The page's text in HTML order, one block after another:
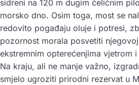
sidreni na 120 m dugim čeličnim
morsko dno. Osim toga, most se
redovito pogađaju oluje i potresi,
pozornost morala posvetiti
ekstremnim opterećenjima vjetrom
Na kraju, ali ne manje važno,
smjelo ugroziti prirodni rezervat u